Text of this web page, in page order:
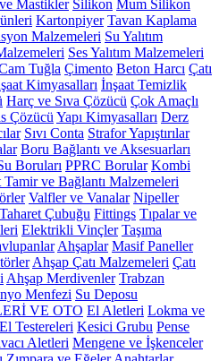
Mastikler Silikon Mum Silikon
Kartonpiyer Tavan Kaplama
Malzemeleri Su Yalıtım
Ses Yalıtım Malzemeleri
Tuğla Çimento Beton Harcı Çatı
Kimyasalları İnşaat Temizlik
Harç ve Sıva Çözücü Çok Amaçlı
Çözücü Yapı Kimyasalları Derz
Sıvı Conta Strafor Yapıştırılar
Boru Bağlantı ve Aksesuarları
Boruları PPRC Borular Kombi
Tamir ve Bağlantı Malzemeleri
Valfler ve Vanalar Nipeller
Taharet Çubuğu Fittings Tıpalar ve
Elektrikli Vinçler Taşıma
Ahşaplar Masif Paneller
Ahşap Çatı Malzemeleri Çatı
Ahşap Merdivenler Trabzan
Menfezi Su Deposu
VE OTO El Aletleri Lokma ve
El Testereleri Kesici Grubu Pense
Aletleri Mengene ve İşkenceler